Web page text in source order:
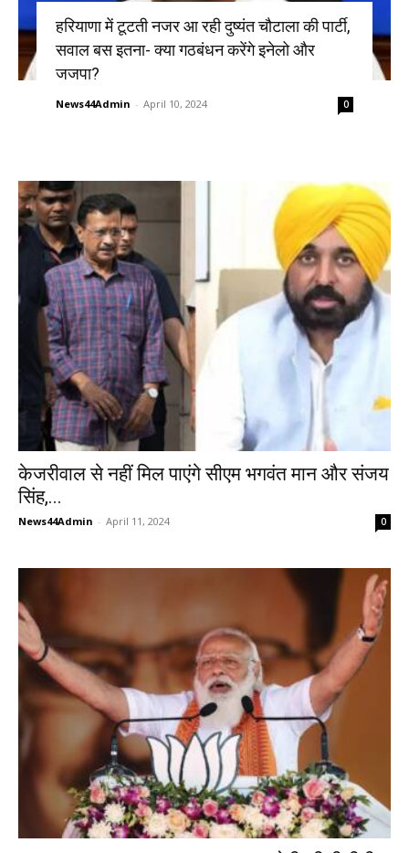
हरियाणा में टूटती नजर आ रही दुष्यंत चौटाला की पार्टी,
सवाल बस इतना- क्या गठबंधन करेंगे इनेलो और
जजपा?
News44Admin - April 10, 2024 0
केजरीवाल से नहीं मिल पाएंगे सीएम भगवंत मान और संजय
सिंह,...
News44Admin - April 11, 2024 0